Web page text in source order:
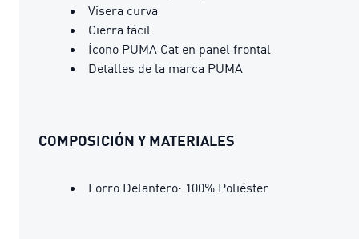
Visera curva
Cierra fácil
Ícono PUMA Cat en panel frontal
Detalles de la marca PUMA
COMPOSICIÓN Y MATERIALES
Forro Delantero: 100% Poliéster